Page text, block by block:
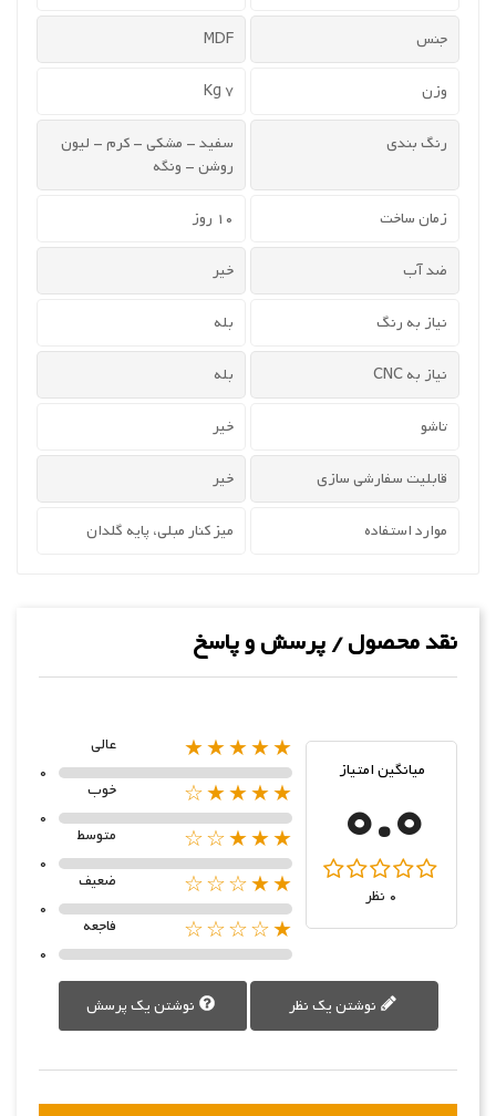
جنس MDF
وزن 7 Kg
رنگ بندی
سفید - مشکی - کرم - لیون
روشن - ونگه
زمان ساخت 10 روز
ضد آب خیر
نیاز به رنگ بله
نیاز به CNC بله
تاشو خیر
قابلیت سفارشی سازی خیر
موارد استفاده میز کنار مبلی، پایه گلدان
نقد محصول / پرسش و پاسخ
میانگین امتیاز
0.0
0 نظر
★★★★★
عالی
0
★★★★☆
خوب
0
★★★☆☆
متوسط
0
★★☆☆☆
ضعیف
0
★☆☆☆☆
فاجعه
0
نوشتن یک نظر نوشتن یک پرسش